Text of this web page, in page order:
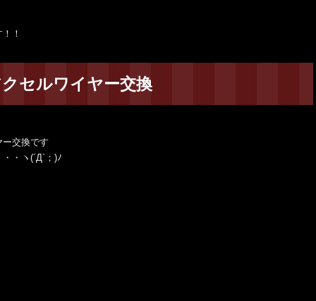
！
セルワイヤー交換
交換です
・ヽ(´Д`；)ﾉ